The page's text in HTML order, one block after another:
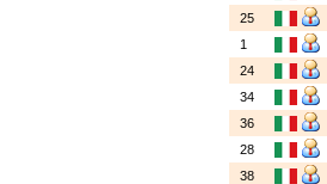
25
1
24
34
36
28
38